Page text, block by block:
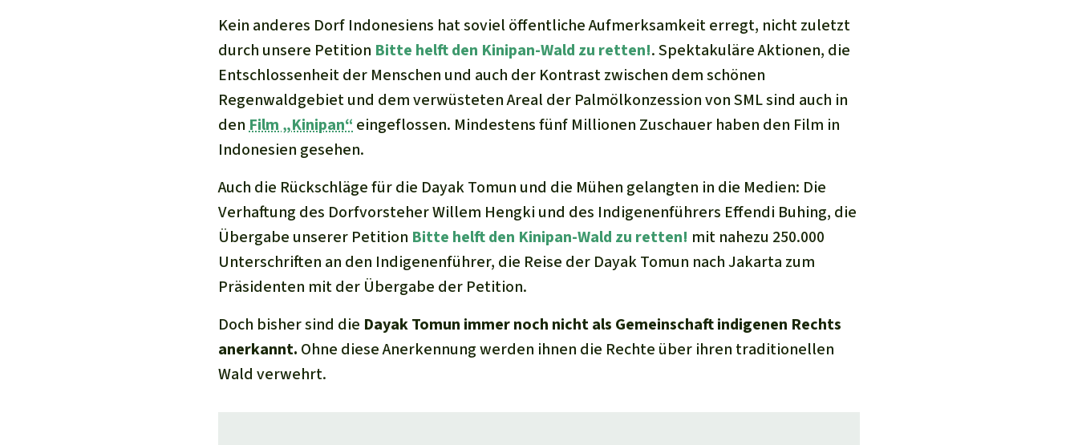
Kein anderes Dorf Indonesiens hat soviel öffentliche Aufmerksamkeit erregt, nicht zuletzt
durch unsere Petition Bitte helft den Kinipan-Wald zu retten!. Spektakuläre Aktionen, die
Entschlossenheit der Menschen und auch der Kontrast zwischen dem schönen
Regenwaldgebiet und dem verwüsteten Areal der Palmölkonzession von SML sind auch in
denFilm „Kinipan“eingeflossen. Mindestens fünf Millionen Zuschauer haben den Film in
Indonesien gesehen.
Auch die Rückschläge für die Dayak Tomun und die Mühen gelangten in die Medien: Die
Verhaftung des Dorfvorsteher Willem Hengki und des Indigenenführers Effendi Buhing, die
Übergabe unserer Petition Bitte helft den Kinipan-Wald zu retten! mit nahezu 250.000
Unterschriften an den Indigenenführer, die Reise der Dayak Tomun nach Jakarta zum
Präsidenten mit der Übergabe der Petition.
Doch bisher sind die Dayak Tomun immer noch nicht als Gemeinschaft indigenen Rechts
anerkannt. Ohne diese Anerkennung werden ihnen die Rechte über ihren traditionellen
Wald verwehrt.